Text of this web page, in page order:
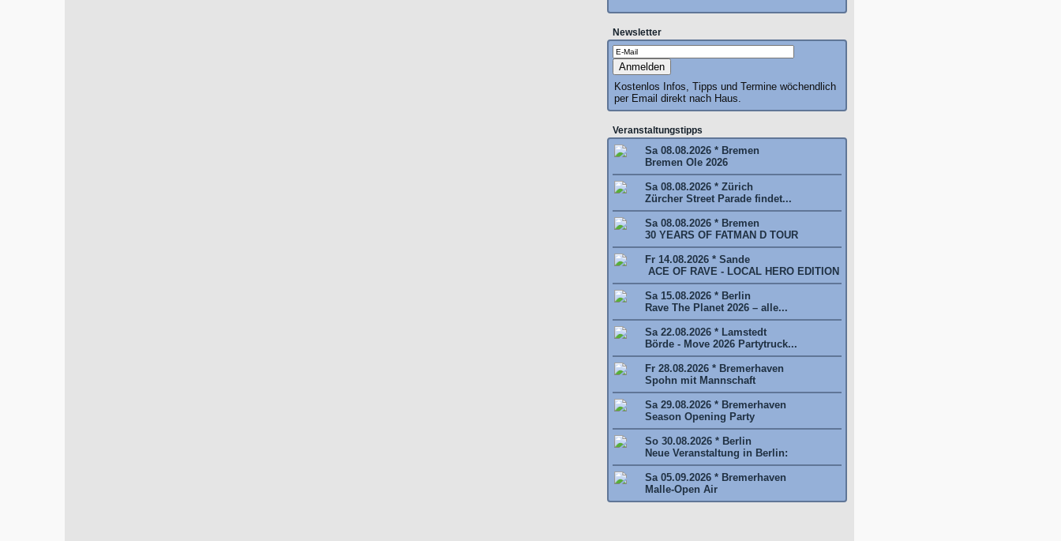
Newsletter
Kostenlos Infos, Tipps und Termine wöchendlich
per Email direkt nach Haus.
Veranstaltungstipps
Sa 08.08.2026 * Bremen
Bremen Ole 2026
Sa 08.08.2026 * Zürich
Zürcher Street Parade findet...
Sa 08.08.2026 * Bremen
30 YEARS OF FATMAN D TOUR
Fr 14.08.2026 * Sande
ACE OF RAVE - LOCAL HERO EDITION
Sa 15.08.2026 * Berlin
Rave The Planet 2026 – alle...
Sa 22.08.2026 * Lamstedt
Börde - Move 2026 Partytruck...
Fr 28.08.2026 * Bremerhaven
Spohn mit Mannschaft
Sa 29.08.2026 * Bremerhaven
Season Opening Party
So 30.08.2026 * Berlin
Neue Veranstaltung in Berlin:
Sa 05.09.2026 * Bremerhaven
Malle-Open Air